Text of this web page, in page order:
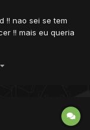
!! nao sei se tem
!! mais eu queria
creio eu que nao
isto ?...